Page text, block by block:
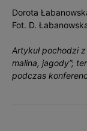
Dorota
Fot. D.
Artykuł pochodzi
malina, jagody”;
podczas